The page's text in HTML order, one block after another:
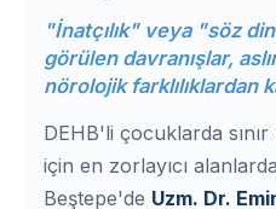
"İnatçılık" veya "söz
görülen davranışlar,
nörolojik farklılıklardan
DEHB'li çocuklarda
için en zorlayıcı
Beştepe'de Uzm. Dr.